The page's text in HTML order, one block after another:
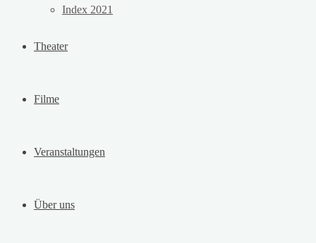
Index 2021
Theater
Filme
Veranstaltungen
Über uns